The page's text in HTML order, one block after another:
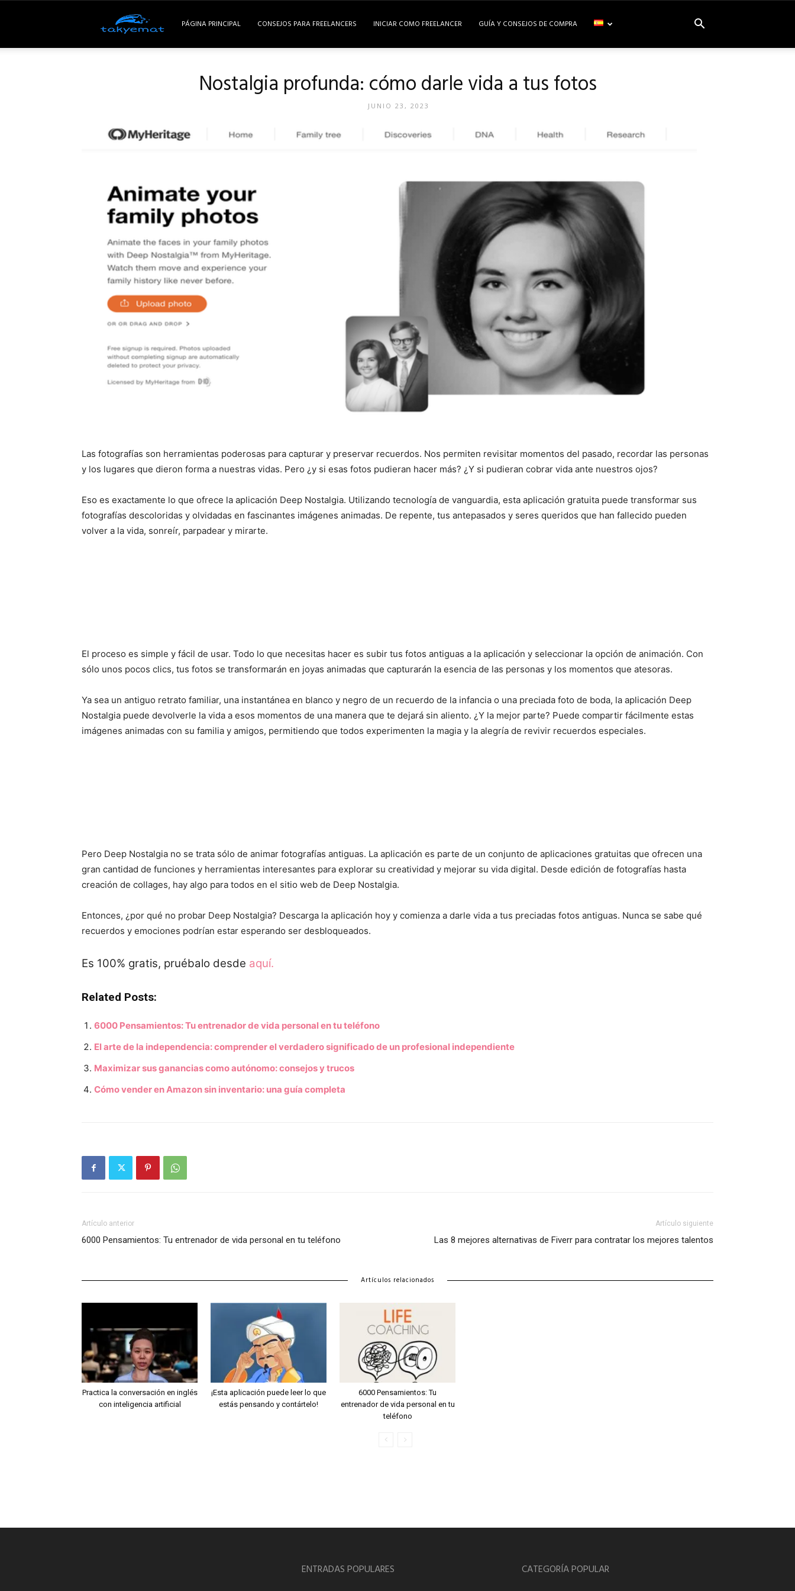
Takyemat
PÁGINA PRINCIPAL CONSEJOS PARA FREELANCERS INICIAR COMO FREELANCER GUÍA Y CONSEJOS DE COMPRA
Nostalgia profunda: cómo darle vida a tus fotos
JUNIO 23, 2023
Las fotografías son herramientas poderosas para capturar y preservar recuerdos. Nos permiten revisitar momentos del pasado, recordar las personas
y los lugares que dieron forma a nuestras vidas. Pero ¿y si esas fotos pudieran hacer más? ¿Y si pudieran cobrar vida ante nuestros ojos?
Eso es exactamente lo que ofrece la aplicación Deep Nostalgia. Utilizando tecnología de vanguardia, esta aplicación gratuita puede transformar sus
fotografías descoloridas y olvidadas en fascinantes imágenes animadas. De repente, tus antepasados y seres queridos que han fallecido pueden
volver a la vida, sonreír, parpadear y mirarte.
El proceso es simple y fácil de usar. Todo lo que necesitas hacer es subir tus fotos antiguas a la aplicación y seleccionar la opción de animación. Con
sólo unos pocos clics, tus fotos se transformarán en joyas animadas que capturarán la esencia de las personas y los momentos que atesoras.
Ya sea un antiguo retrato familiar, una instantánea en blanco y negro de un recuerdo de la infancia o una preciada foto de boda, la aplicación Deep
Nostalgia puede devolverle la vida a esos momentos de una manera que te dejará sin aliento. ¿Y la mejor parte? Puede compartir fácilmente estas
imágenes animadas con su familia y amigos, permitiendo que todos experimenten la magia y la alegría de revivir recuerdos especiales.
Pero Deep Nostalgia no se trata sólo de animar fotografías antiguas. La aplicación es parte de un conjunto de aplicaciones gratuitas que ofrecen una
gran cantidad de funciones y herramientas interesantes para explorar su creatividad y mejorar su vida digital. Desde edición de fotografías hasta
creación de collages, hay algo para todos en el sitio web de Deep Nostalgia.
Entonces, ¿por qué no probar Deep Nostalgia? Descarga la aplicación hoy y comienza a darle vida a tus preciadas fotos antiguas. Nunca se sabe qué
recuerdos y emociones podrían estar esperando ser desbloqueados.
Es 100% gratis, pruébalo desde aquí.
Related Posts:
6000 Pensamientos: Tu entrenador de vida personal en tu teléfono
El arte de la independencia: comprender el verdadero significado de un profesional independiente
Maximizar sus ganancias como autónomo: consejos y trucos
Cómo vender en Amazon sin inventario: una guía completa
Artículo anterior
6000 Pensamientos: Tu entrenador de vida personal en tu teléfono
Artículo siguiente
Las 8 mejores alternativas de Fiverr para contratar los mejores talentos
Artículos relacionados
Practica la conversación en inglés
con inteligencia artificial
¡Esta aplicación puede leer lo que
estás pensando y contártelo!
6000 Pensamientos: Tu
entrenador de vida personal en tu
teléfono
ENTRADAS POPULARES CATEGORÍA POPULAR